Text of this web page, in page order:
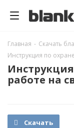
Главная - Скачать
Инструкция по
работе на
Скачать